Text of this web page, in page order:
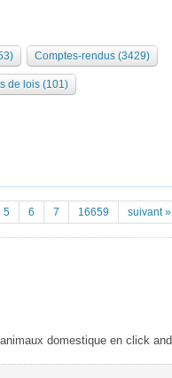
Comptes-rendus (3429)
de lois (101)
5 6 7 16659 suivant »
domestique en click and